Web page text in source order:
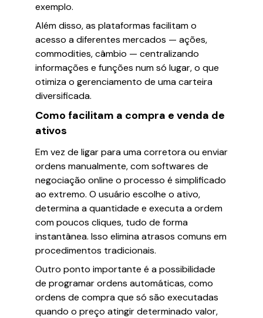
exemplo.
Além disso, as plataformas facilitam o
acesso a diferentes mercados — ações,
commodities, câmbio — centralizando
informações e funções num só lugar, o que
otimiza o gerenciamento de uma carteira
diversificada.
Como facilitam a compra e venda de
ativos
Em vez de ligar para uma corretora ou enviar
ordens manualmente, com softwares de
negociação online o processo é simplificado
ao extremo. O usuário escolhe o ativo,
determina a quantidade e executa a ordem
com poucos cliques, tudo de forma
instantânea. Isso elimina atrasos comuns em
procedimentos tradicionais.
Outro ponto importante é a possibilidade
de programar ordens automáticas, como
ordens de compra que só são executadas
quando o preço atingir determinado valor,